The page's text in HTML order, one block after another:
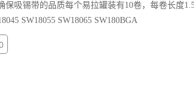
保吸锡带的品质每个易拉罐装有10卷，每卷长度
SW18055 SW18065 SW180BGA